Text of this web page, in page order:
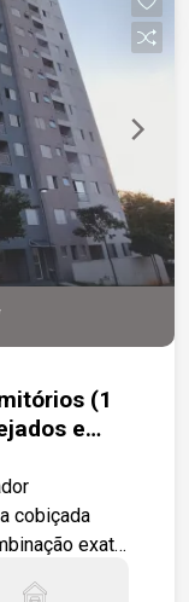
acesso
e
cobiçada
exata